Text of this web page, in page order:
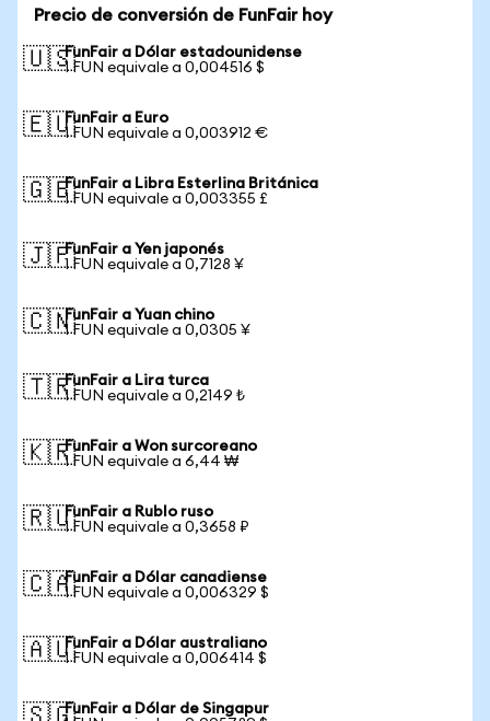
Precio de conversión de FunFair hoy
🇺🇸FunFair a Dólar estadounidense
1 FUN equivale a 0,004516 $
🇪🇺FunFair a Euro
1 FUN equivale a 0,003912 €
🇬🇧FunFair a Libra Esterlina Británica
1 FUN equivale a 0,003355 £
🇯🇵FunFair a Yen japonés
1 FUN equivale a 0,7128 ¥
🇨🇳FunFair a Yuan chino
1 FUN equivale a 0,0305 ¥
🇹🇷FunFair a Lira turca
1 FUN equivale a 0,2149 ₺
🇰🇷FunFair a Won surcoreano
1 FUN equivale a 6,44 ₩
🇷🇺FunFair a Rublo ruso
1 FUN equivale a 0,3658 ₽
🇨🇦FunFair a Dólar canadiense
1 FUN equivale a 0,006329 $
🇦🇺FunFair a Dólar australiano
1 FUN equivale a 0,006414 $
FunFair a Dólar de Singapur